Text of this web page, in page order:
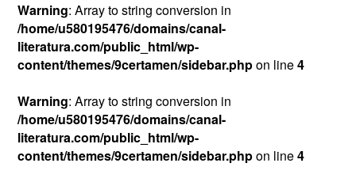
Warning: Array to string conversion in
/home/u580195476/domains/canal-
literatura.com/public_html/wp-
content/themes/9certamen/sidebar.phpon line4
Warning: Array to string conversion in
/home/u580195476/domains/canal-
literatura.com/public_html/wp-
content/themes/9certamen/sidebar.phpon line4